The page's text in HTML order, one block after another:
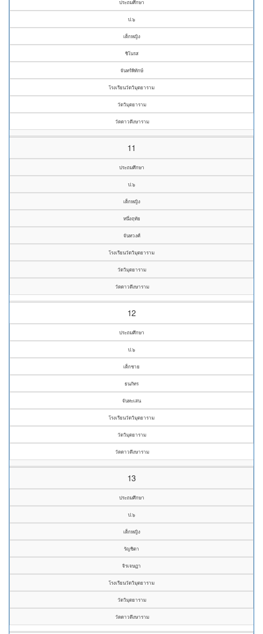
ประถมศึกษา
ป.๖
เด็กหญิง
ชิโนรส
จันทร์พิทักษ์
โรงเรียนวัดวิมุตยาราม
วัดวิมุตยาราม
วัดดาวดึงษาราม
11
ประถมศึกษา
ป.๖
เด็กหญิง
หนึ่งฤทัย
จันทวงศ์
โรงเรียนวัดวิมุตยาราม
วัดวิมุตยาราม
วัดดาวดึงษาราม
12
ประถมศึกษา
ป.๖
เด็กชาย
ธนภัทร
จันทะเสน
โรงเรียนวัดวิมุตยาราม
วัดวิมุตยาราม
วัดดาวดึงษาราม
13
ประถมศึกษา
ป.๖
เด็กหญิง
รัญชิตา
จิรเจษฏา
โรงเรียนวัดวิมุตยาราม
วัดวิมุตยาราม
วัดดาวดึงษาราม